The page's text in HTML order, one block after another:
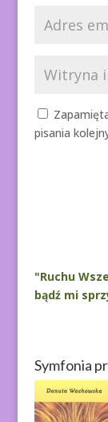
pisania
r
n
v
:
"Ruchu
bądź mi
Symfonia